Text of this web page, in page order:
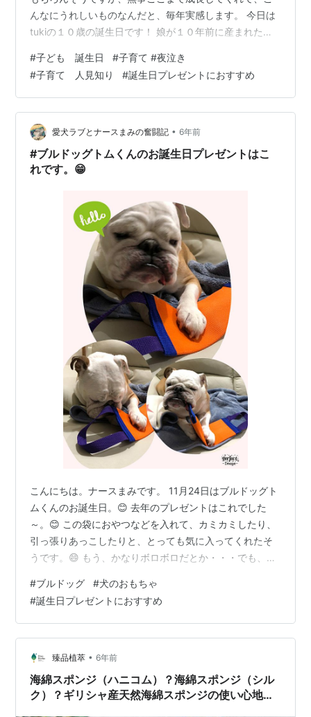
んなにうれしいものなんだと、毎年実感します。 今日は
tukiの１０歳の誕生日です！ 娘が１０年前に産まれた
泣き 人見知り 愛情 クイズの答え まとめ 夜泣き 産後退院
してから、実家に１か月間世話になっていた間、そのあ
と自分の家に帰ってからも３歳頃まで夜泣きが続きまし
た。 ３０分毎に起きる日がよくあり、夜９時頃から寝か
しつけ、朝５時まで泣いていた日もありました。 母乳よ
りもミルクの方が腹…
#子ども 誕生日 #子育て #夜泣き
#子育て 人見知り #誕生日プレゼントにおすすめ
愛犬ラブとナースまみの奮闘記 • 6年前
#ブルドッグトムくんのお誕生日プレゼントはこ
れです。😁
こんにちは。ナースまみです。 11月24日はブルドッグト
ムくんのお誕生日。😊 去年のプレゼントはこれでした
～。😊 この袋におやつなどを入れて、カミカミしたり、
引っ張りあっこしたりと、とっても気に入ってくれたそ
うです。😄 もう、かなりボロボロだとか・・・でも、嬉
は何にしようかと考えてた所、偶然インスタグラムでフ
ォローしていたブルドッグの女の子が遊んでいるおもち
ゃを発見したんです。 同じようなおもちゃを探しまし
た！これです。 中におやつや、タオルなどを入れて遊べ
るらしい・・・。 しかも、間違えて破片を食べてしまっ
ても💩として排泄されるとのこと。🤔…
#ブルドッグ #犬のおもちゃ
#誕生日プレゼントにおすすめ
臻品植萃 • 6年前
海綿スポンジ（ハニコム）？海綿スポンジ（シル
ク）？ギリシャ産天然海綿スポンジの使い心地は